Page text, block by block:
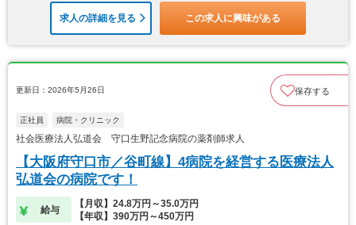
求人の詳細を見る この求人に興味がある
更新日：2026年5月26日 保存する
正社員 病院・クリニック
社会医療法人弘道会 守口生野記念病院の薬剤師求人
【大阪府守口市／谷町線】4病院を経営する医療法人
弘道会の病院です！
給与
【月収】24.8万円～35.0万円
【年収】390万円～450万円